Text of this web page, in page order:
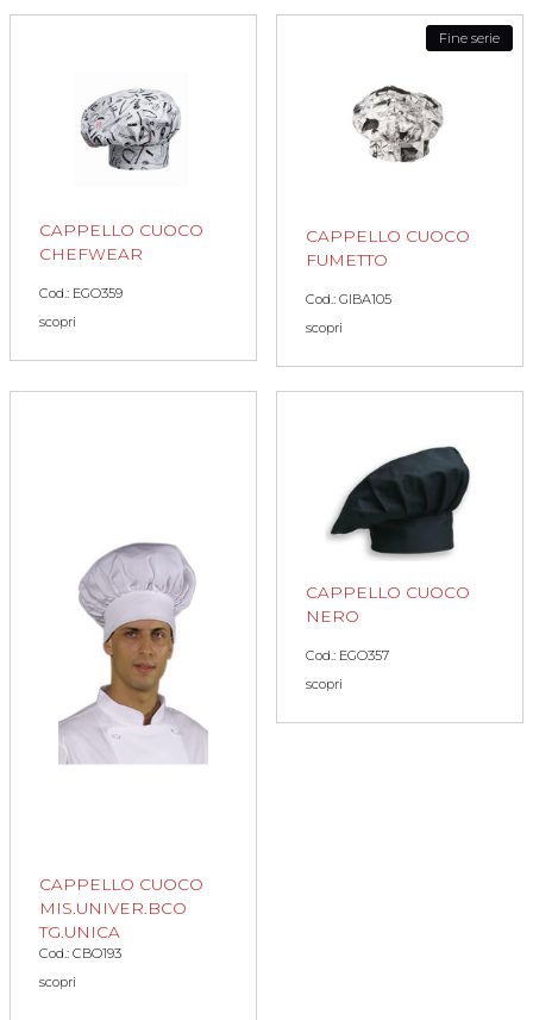
CAPPELLO CUOCO
CHEFWEAR
Cod.: EGO359
scopri
Fine serie
CAPPELLO CUOCO
FUMETTO
Cod.: GIBA105
scopri
CAPPELLO CUOCO
MIS.UNIVER.BCO
TG.UNICA
Cod.: CBO193
scopri
CAPPELLO CUOCO
NERO
Cod.: EGO357
scopri